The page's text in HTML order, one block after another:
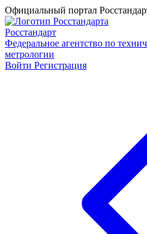
Официальный портал
Росстандарт
Федеральное агентство по
метрологии
Войти Регистрация